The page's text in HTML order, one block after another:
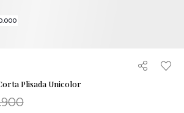
Plisada Unicolor